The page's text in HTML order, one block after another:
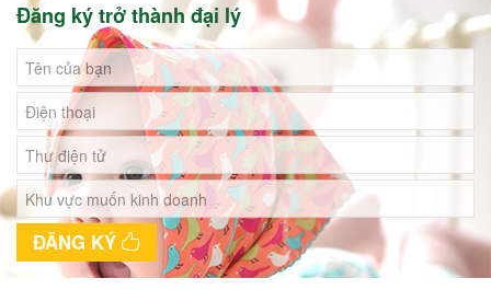
Đăng ký trở thành đại lý
ĐĂNG KÝ